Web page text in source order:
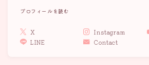
出張セッションについて
お問い合わせ
プロフィールを読む
X Instagram
LINE
Contact